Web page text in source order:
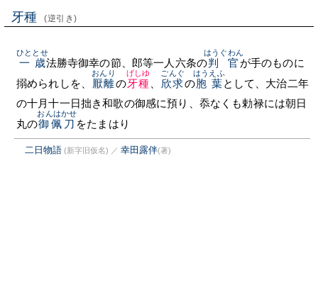
牙種 (逆引き)
一歳
ひととせ
法勝寺御幸の節、郎等一人六条の判官
はうぐわん
が手のものに
搦められしを、
厭離
おんり
の牙種
げしゆ
欣求
ごんぐ
の胞葉
はうえふ
として、大治二年
の十月十一日拙き和歌の御感に預り、忝なくも勅禄には朝日
丸の御佩刀
おんはかせ
をたまはり
二日物語 (新字旧仮名) ／ 幸田露伴(著)